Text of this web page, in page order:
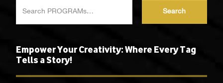
Search
Empower Your Creativity: Where Every Tag
Tells a Story!